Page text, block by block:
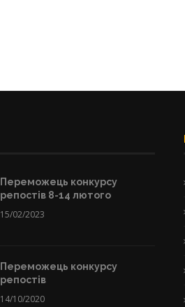
Переможець конкурсу
репостів 8-14 лютого
15/02/2023
Переможець конкурсу
репостів
14/10/2020